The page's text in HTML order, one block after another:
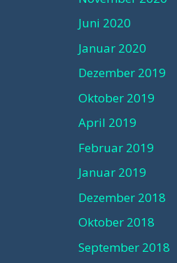
Juni 2020
Januar 2020
Dezember 2019
Oktober 2019
April 2019
Februar 2019
Januar 2019
Dezember 2018
Oktober 2018
September 2018